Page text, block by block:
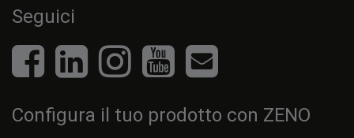
Seguici
Configura il tuo prodotto con ZENO